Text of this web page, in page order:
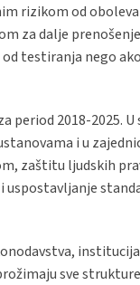
rizikom od
za dalje
testiranja nego
period 2018-2025.
i u
zaštitu ljudskih
uspostavljanje
sve